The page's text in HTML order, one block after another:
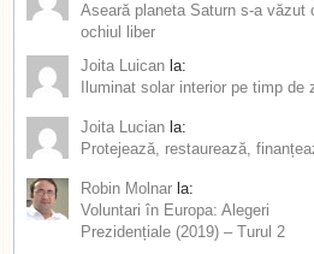
Aseară planeta Saturn s-a văzut
ochiul liber
Joita Luican la:
Iluminat solar interior pe timp de
Joita Lucian la:
Protejează, restaurează,
Robin Molnar la:
Voluntari în Europa: Alegeri
Prezidențiale (2019) – Turul 2